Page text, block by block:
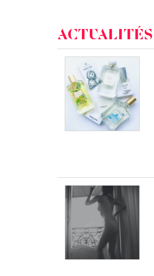
ACTUALITÉS